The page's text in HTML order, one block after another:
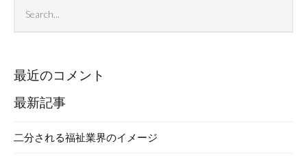
archives
最近のコメント
最新記事
二分される福祉業界のイメージ